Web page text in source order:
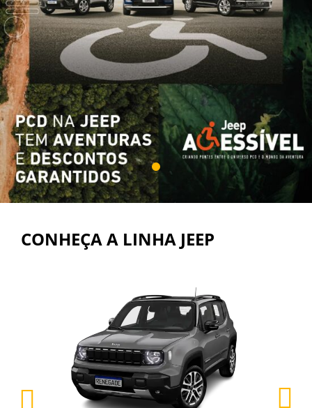
CONHEÇA A LINHA JEEP